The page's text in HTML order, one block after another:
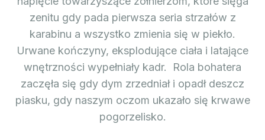
zenitu gdy pada pierwsza seria strzałów z
karabinu a wszystko zmienia się w piekło.
Urwane kończyny, eksplodujące ciała i latające
wnętrzności wypełniały kadr. Rola bohatera
zaczęła się gdy dym zrzedniał i opadł deszcz
piasku, gdy naszym oczom ukazało się krwawe
pogorzelisko.